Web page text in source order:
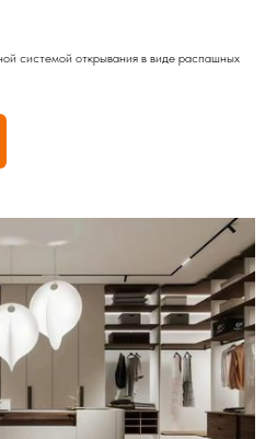
системой открывания в виде распашных